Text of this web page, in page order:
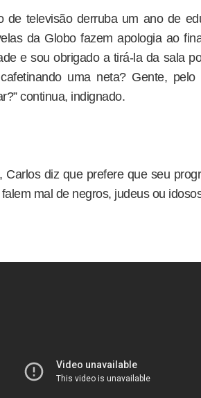
de televisão derruba um ano de
da Globo fazem apologia ao
e sou obrigado a tirá-la da sala
uma neta? Gente,
continua, indignado.
Carlos diz que prefere que seu
mal de negros, judeus ou